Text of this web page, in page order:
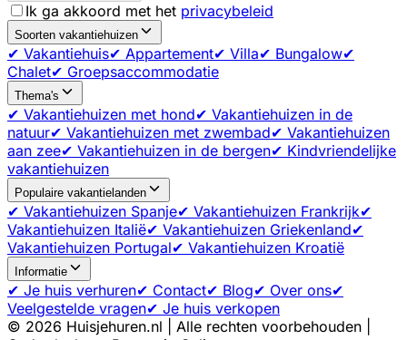
Ik ga akkoord met het privacybeleid
Soorten vakantiehuizen
✔ Vakantiehuis✔ Appartement✔ Villa✔ Bungalow✔
Chalet✔ Groepsaccommodatie
Thema's
✔ Vakantiehuizen met hond✔ Vakantiehuizen in de
natuur✔ Vakantiehuizen met zwembad✔ Vakantiehuizen
aan zee✔ Vakantiehuizen in de bergen✔ Kindvriendelijke
vakantiehuizen
Populaire vakantielanden
✔ Vakantiehuizen Spanje✔ Vakantiehuizen Frankrijk✔
Vakantiehuizen Italië✔ Vakantiehuizen Griekenland✔
Vakantiehuizen Portugal✔ Vakantiehuizen Kroatië
Informatie
✔ Je huis verhuren✔ Contact✔ Blog✔ Over ons✔
Veelgestelde vragen✔ Je huis verkopen
© 2026 Huisjehuren.nl | Alle rechten voorbehouden |